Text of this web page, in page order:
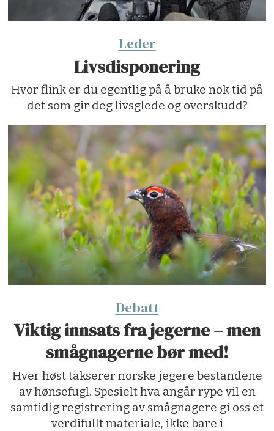
Leder
Livsdisponering
Hvor flink er du egentlig på å bruke nok tid på
det som gir deg livsglede og overskudd?
Debatt
Viktig innsats fra jegerne – men
smågnagerne bør med!
Hver høst takserer norske jegere bestandene
av hønsefugl. Spesielt hva angår rype vil en
samtidig registrering av smågnagere gi oss et
verdifullt materiale, ikke bare i